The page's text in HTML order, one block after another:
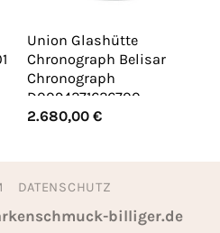
Union Glashütte
Chronograph Belisar
Chronograph
D0094271626700
2.680,00 €
DATENSCHUTZ
billiger.de